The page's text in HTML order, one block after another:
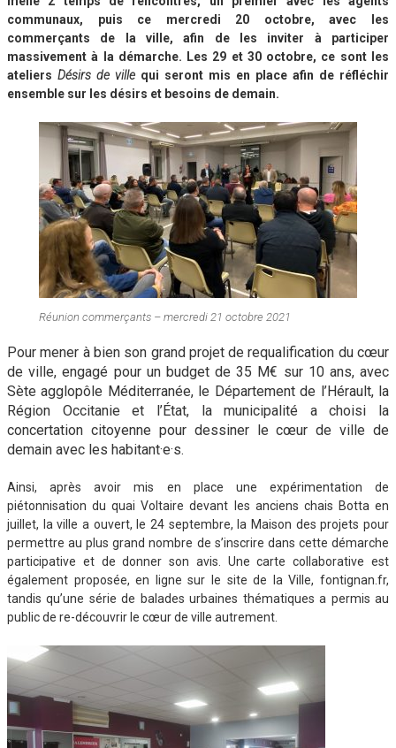
communaux, puis ce mercredi 20 octobre, avec les
commerçants de la ville, afin de les inviter à participer
massivement à la démarche. Les 29 et 30 octobre, ce sont les
ateliers Désirs de ville qui seront mis en place afin de réfléchir
ensemble sur les désirs et besoins de demain.
Réunion commerçants – mercredi 21 octobre 2021
Pour mener à bien son grand projet de requalification du cœur
de ville, engagé pour un budget de 35 M€ sur 10 ans, avec
Sète agglopôle Méditerranée, le Département de l’Hérault, la
Région Occitanie et l’État, la municipalité a choisi la
concertation citoyenne pour dessiner le cœur de ville de
demain avec les habitant·e·s.
Ainsi, après avoir mis en place une expérimentation de
piétonnisation du quai Voltaire devant les anciens chais Botta en
juillet, la ville a ouvert, le 24 septembre, la Maison des projets pour
permettre au plus grand nombre de s’inscrire dans cette démarche
participative et de donner son avis. Une carte collaborative est
également proposée, en ligne sur le site de la Ville, fontignan.fr,
tandis qu’une série de balades urbaines thématiques a permis au
public de re-découvrir le cœur de ville autrement.